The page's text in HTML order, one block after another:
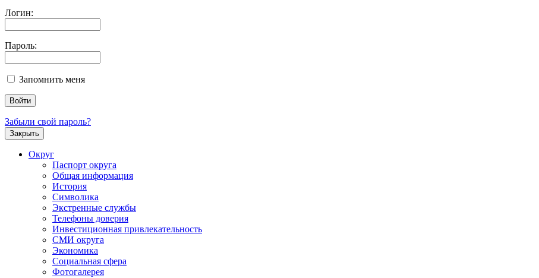
Логин:
Пароль:
Запомнить меня
Забыли свой пароль?
Закрыть
Округ
Паспорт округа
Общая информация
История
Символика
Экстренные службы
Телефоны доверия
Инвестиционная привлекательность
СМИ округа
Экономика
Социальная сфера
Фотогалерея